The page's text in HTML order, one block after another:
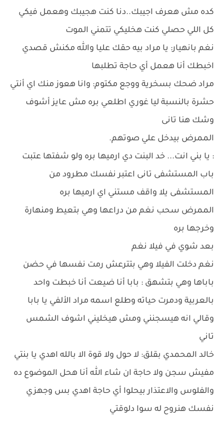
كده مش هعرف اجيبك..دنا كنت هجيبك وهعمل فيكي
كل اللي حصلي كنت هخليكي تتمني الموت
نغم بانهيار: يا مراد بيه حقك عليا والله مكنش قصدي
اخبطك أنا هعمل أي حاجة تطلبها
مراد ضحك بسخرية ووجع مكتوم: وانا هعوز منك اي أنتي
حشرة بالنسبة ليا غوري اطلعي بره مش عايز أشوف
وشك هنا تانى
الممرض بيدخل علي صوتهم.
: يا بني انت... خد البنت دي ارميها بره ولو شفتها عتبت
باب المستشفى تانى اعتبر نفسك مطرود من
المستشفى يلا واقف مستني اي ارميها بره
الممرض سحب نغم من دراعها وهي بتعيط ومنهارة
وخرجها بره
بعد شوي في فيلا نغم
نغم دخلت الفيلا وهي بتترعش رمت نفسها في حضن
باباها وهي بتشهق : بابا أنا ضيعت أنا خبطت واحد
بالعربية ودمرت حياته وطلع اسمه مراد الألفي يا بابا
وقالي انه هيسجنني ومش هيخليني اشوف الشمس
تاني
خالد المحمدي بقلق: لا حول ولا قوة الا بالله اهدي يا بنتي
مفيش سجن ولا حاجة ان شاء الله أنا هحل الموضوع ده
والفلوس والاعتذار بيحلوا أي حاجة اهدي بس وجهزي
نفسك هنروح له سوا دلوقتي